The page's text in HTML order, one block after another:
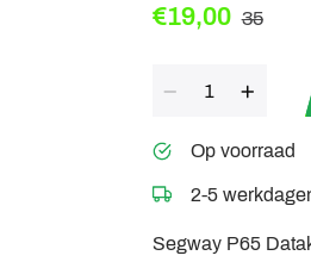
€19,00 35
Op voorraad
2-5
Segway P65